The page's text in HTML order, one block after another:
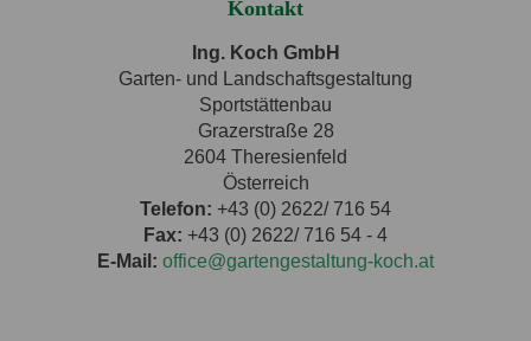
Kontakt
Ing. Koch GmbH
Garten- und Landschaftsgestaltung
Sportstättenbau
Grazerstraße 28
2604 Theresienfeld
Österreich
Telefon: +43 (0) 2622/ 716 54
Fax: +43 (0) 2622/ 716 54 - 4
E-Mail: office@gartengestaltung-koch.at